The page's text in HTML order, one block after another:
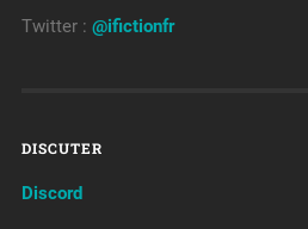
Twitter : @ifictionfr
DISCUTER
Discord